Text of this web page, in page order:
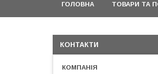
ГОЛОВНА ТОВАРИ ТА
КОНТАКТИ